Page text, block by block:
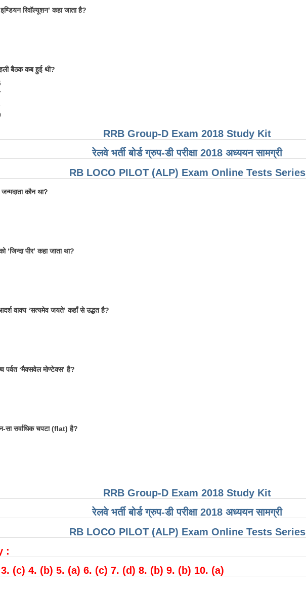
रिवॉल्यूशन’ कहा जाता है?
बैठक कब हुई थी?
RRB Group-D Exam 2018 Study Kit
रेलवे भर्ती बोर्ड ग्रुप-डी परीक्षा 2018 अध्ययन सामग्री
RB LOCO PILOT (ALP) Exam Online Tests Series
कौन था?
पीर’ कहा जाता था?
वाक्य ‘सत्यमेव जयते’ कहाँ से उद्धत है?
पर्वत ‘मैक्सवेल मोण्टेक्स’ है?
सा सर्वाधिक चपटा (flat) है?
RRB Group-D Exam 2018 Study Kit
रेलवे भर्ती बोर्ड ग्रुप-डी परीक्षा 2018 अध्ययन सामग्री
RB LOCO PILOT (ALP) Exam Online Tests Series
:
(c) 4. (b) 5. (a) 6. (c) 7. (d) 8. (b) 9. (b) 10. (a)